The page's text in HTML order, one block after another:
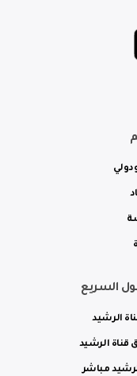
السريع
الرشيد
قناة الرشيد
مباشر